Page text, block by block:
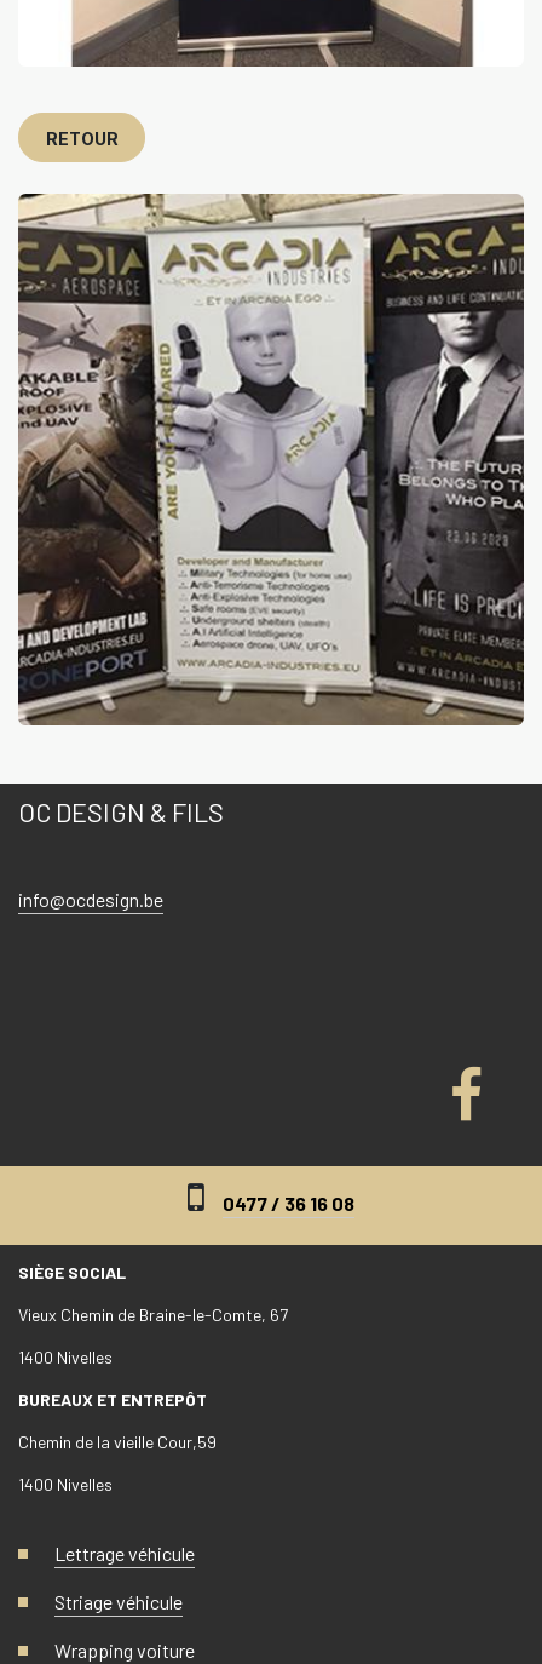
RETOUR
OC DESIGN & FILS
info@ocdesign.be
0477 / 36 16 08
SIÈGE SOCIAL
Vieux Chemin de Braine-le-Comte, 67
1400 Nivelles
BUREAUX ET ENTREPÔT
Chemin de la vieille Cour,59
1400 Nivelles
Lettrage véhicule
Striage véhicule
Wrapping voiture